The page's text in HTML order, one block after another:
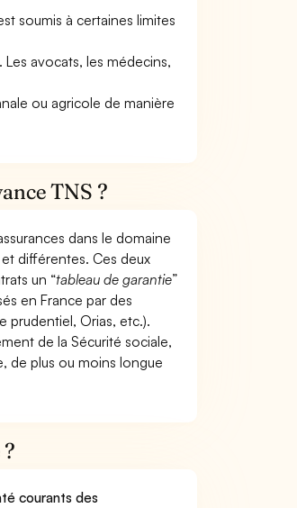
soumis à certaines limites
avocats, les médecins,
ou agricole de manière
TNS ?
dans le domaine
différentes. Ces deux
un “tableau de garantie”
en France par des
prudentiel, Orias, etc.).
de la Sécurité sociale,
de plus ou moins longue
courants des